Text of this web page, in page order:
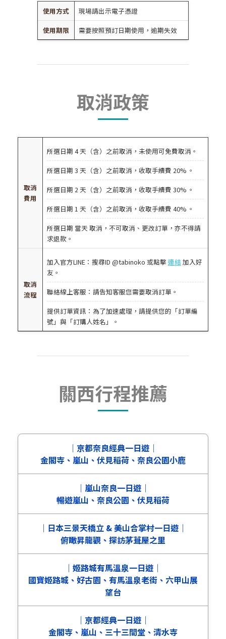
使用方式
現場請出示電子憑證
使用期限
需要按照預訂日期使用，逾期失效
取消政策
取消
費用
所選日期 4 天（含）之前取消，未使用可免費取消。
所選日期 3 天（含）之前取消，收取手續費 20% 。
所選日期 2 天（含）之前取消，收取手續費 30% 。
所選日期 1 天（含）之前取消，收取手續費 40% 。
所選日期 當天 取消，不可取消、更改訂單，亦不得請
求退款。
取消
流程
加入官方LINE：搜尋ID @tabinoko 或點擊 連結 加入好
友。
聯絡線上客服：請告知客服您需要取消訂單。
提供訂單資訊：為了加速處理，請提供您的「訂單編
號」與「訂購人姓名」。
關西行程推薦
｜京都奈良經典一日遊｜
金閣寺、嵐山、伏見稻荷、奈良公園小鹿
｜嵐山奈良一日遊｜
暢遊嵐山、奈良公園、伏見稻荷
｜日本三景天橋立 & 美山合掌村一日遊｜
俯瞰昇龍觀、探訪茅葺屋之里
｜姬路城有馬溫泉一日遊｜
國寶姬路城、好古園、有馬溫泉老街、六甲山展
望台
｜京都經典一日遊｜
金閣寺、嵐山、三十三間堂、清水寺